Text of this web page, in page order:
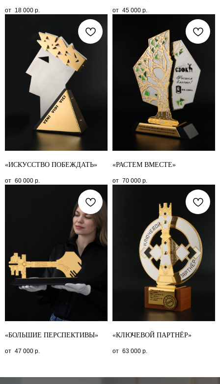
18 000 р. 45 000 р.
«ИСКУССТВО ПОБЕЖДАТЬ»
60 000 р.
«РАСТЕМ ВМЕСТЕ»
70 000 р.
«БОЛЬШИЕ ПЕРСПЕКТИВЫ»
47 000 р.
«КЛЮЧЕВОЙ ПАРТНЁР»
63 000 р.